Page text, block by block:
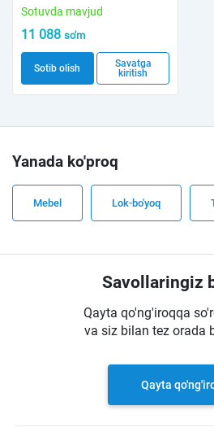
Sotuvda mavjud
11 088 so'm
Sotib olish
Savatga
kiritish
Yanada ko'proq
Mebel Lok-bo'yoq
Savollaringiz
Qayta qo'ng'iroqqa
va siz bilan tez orada
Qayta